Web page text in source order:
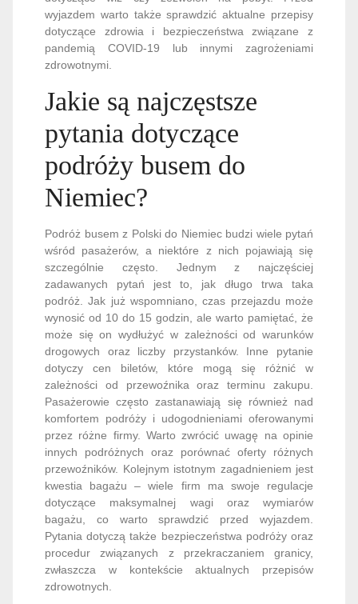
wyjazdem warto także sprawdzić aktualne przepisy
dotyczące zdrowia i bezpieczeństwa związane z
pandemią COVID-19 lub innymi zagrożeniami
zdrowotnymi.
Jakie są najczęstsze
pytania dotyczące
podróży busem do
Niemiec?
Podróż busem z Polski do Niemiec budzi wiele pytań
wśród pasażerów, a niektóre z nich pojawiają się
szczególnie często. Jednym z najczęściej
zadawanych pytań jest to, jak długo trwa taka
podróż. Jak już wspomniano, czas przejazdu może
wynosić od 10 do 15 godzin, ale warto pamiętać, że
może się on wydłużyć w zależności od warunków
drogowych oraz liczby przystanków. Inne pytanie
dotyczy cen biletów, które mogą się różnić w
zależności od przewoźnika oraz terminu zakupu.
Pasażerowie często zastanawiają się również nad
komfortem podróży i udogodnieniami oferowanymi
przez różne firmy. Warto zwrócić uwagę na opinie
innych podróżnych oraz porównać oferty różnych
przewoźników. Kolejnym istotnym zagadnieniem jest
kwestia bagażu – wiele firm ma swoje regulacje
dotyczące maksymalnej wagi oraz wymiarów
bagażu, co warto sprawdzić przed wyjazdem.
Pytania dotyczą także bezpieczeństwa podróży oraz
procedur związanych z przekraczaniem granicy,
zwłaszcza w kontekście aktualnych przepisów
zdrowotnych.